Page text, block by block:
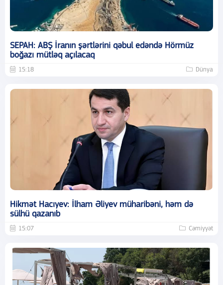
SEPAH: ABŞ İranın şərtlərini qəbul edəndə Hörmüz
boğazı mütləq açılacaq
15:18 Dünya
Hikmət Hacıyev: İlham Əliyev müharibəni, həm də
sülhü qazanıb
15:07 Cəmiyyət